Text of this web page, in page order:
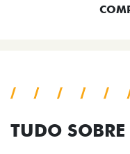
TUDO